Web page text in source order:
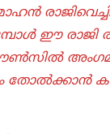
ഈ രാജി